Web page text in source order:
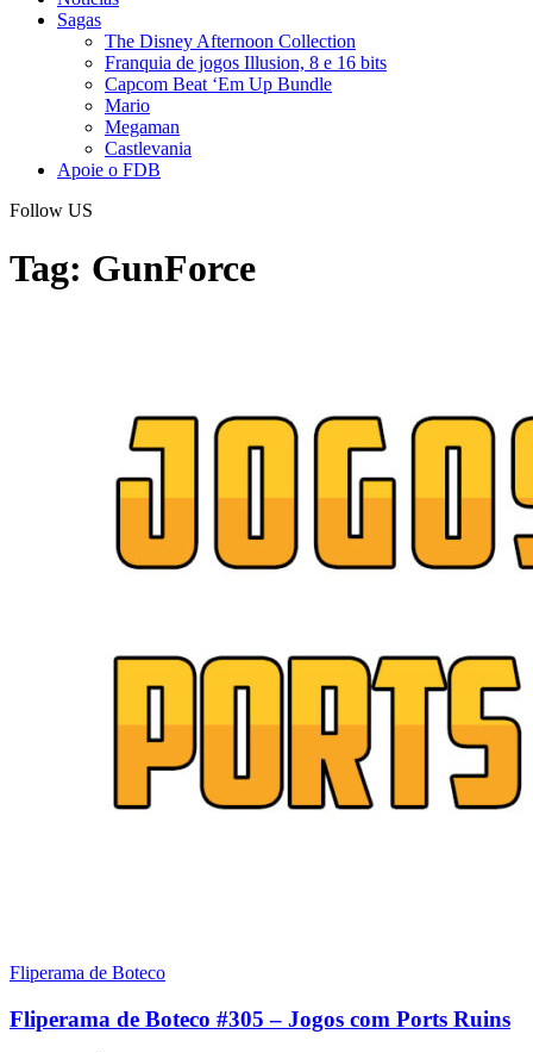
Sagas
The Disney Afternoon Collection
Franquia de jogos Illusion, 8 e 16 bits
Capcom Beat ‘Em Up Bundle
Mario
Megaman
Castlevania
Apoie o FDB
Follow US
Tag: GunForce
Fliperama de Boteco
Fliperama de Boteco #305 – Jogos com Ports Ruins